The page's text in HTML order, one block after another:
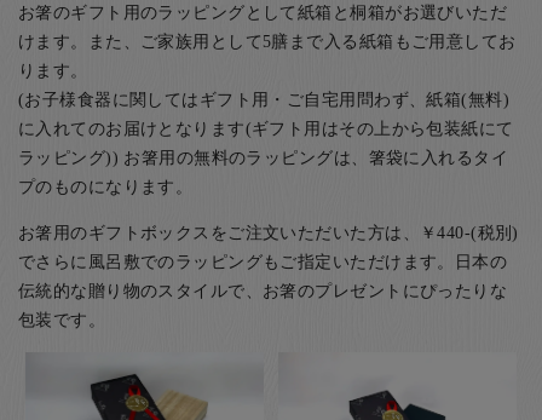
お箸のギフト用のラッピングとして紙箱と桐箱がお選びいただ
けます。また、ご家族用として5膳まで入る紙箱もご用意してお
ります。
(お子様食器に関してはギフト用・ご自宅用問わず、紙箱(無料)
に入れてのお届けとなります(ギフト用はその上から包装紙にて
ラッピング)) お箸用の無料のラッピングは、箸袋に入れるタイ
プのものになります。
お箸用のギフトボックスをご注文いただいた方は、￥440-(税別)
でさらに風呂敷でのラッピングもご指定いただけます。日本の
伝統的な贈り物のスタイルで、お箸のプレゼントにぴったりな
包装です。